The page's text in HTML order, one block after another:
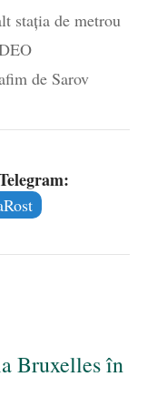
din Iași
stația de metrou
de Sarov
Bruxelles în